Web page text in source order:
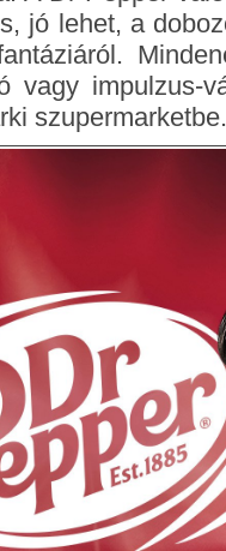
jó lehet, a
vagy impulzus-
szupermarketbe.